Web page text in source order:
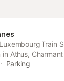
Train
in Athus,
nouvelle
kitchen.
Parking